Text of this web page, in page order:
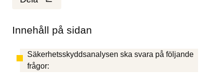
Innehåll på sidan
Säkerhetsskyddsanalysen ska svara på följande
frågor: